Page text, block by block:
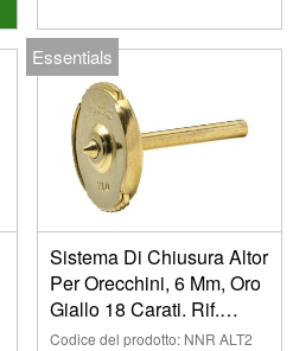
Essentials
Sistema Di Chiusura Altor
Per Orecchini, 6 Mm, Oro
Giallo 18 Carati. Rif.
Alt02, L'unit@
Codice del prodotto: NNR ALT2